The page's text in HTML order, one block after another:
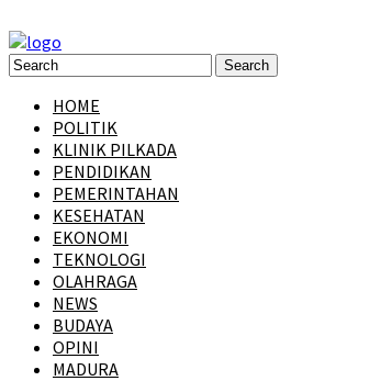
HOME
POLITIK
KLINIK PILKADA
PENDIDIKAN
PEMERINTAHAN
KESEHATAN
EKONOMI
TEKNOLOGI
OLAHRAGA
NEWS
BUDAYA
OPINI
MADURA